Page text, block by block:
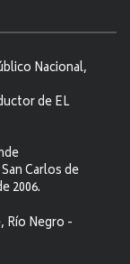
Nacional,
de EL
Carlos de
2006.
Río Negro -